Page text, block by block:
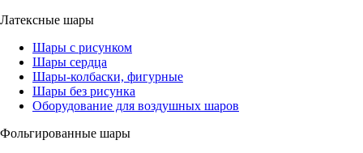
Латексные шары
Шары с рисунком
Шары сердца
Шары-колбаски, фигурные
Шары без рисунка
Оборудование для воздушных шаров
Фольгированные шары